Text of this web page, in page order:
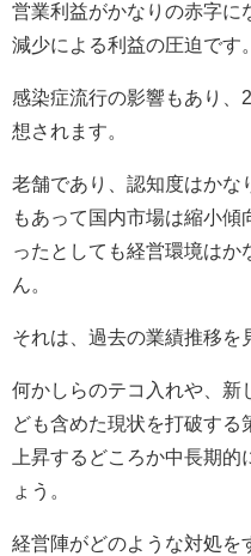
営業利益がかなりの赤字に
減少による利益の圧迫です。
感染症流行の影響もあり、
想されます。
老舗であり、認知度はかな
もあって国内市場は縮小
ったとしても経営環境は
ん。
それは、過去の業績推移を
何かしらのテコ入れや、新
ども含めた現状を打破する
上昇するどころか中長期的
ょう。
経営陣がどのような対処を